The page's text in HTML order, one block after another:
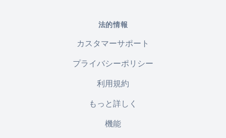
法的情報
カスタマーサポート
プライバシーポリシー
利用規約
もっと詳しく
機能